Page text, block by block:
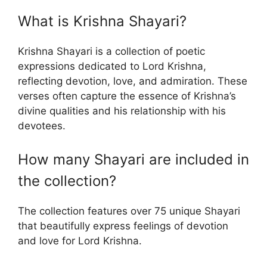
What is Krishna Shayari?
Krishna Shayari is a collection of poetic
expressions dedicated to Lord Krishna,
reflecting devotion, love, and admiration. These
verses often capture the essence of Krishna’s
divine qualities and his relationship with his
devotees.
How many Shayari are included in
the collection?
The collection features over 75 unique Shayari
that beautifully express feelings of devotion
and love for Lord Krishna.